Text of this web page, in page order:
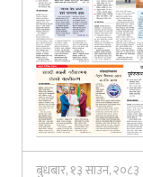
बुधबार, १३ साउन, २०८३